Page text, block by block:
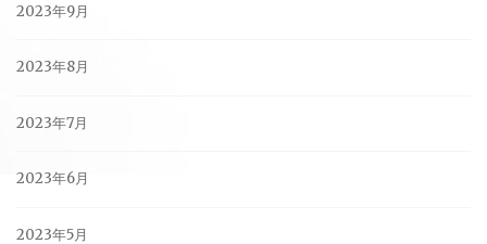
2023年9月
2023年8月
2023年7月
2023年6月
2023年5月